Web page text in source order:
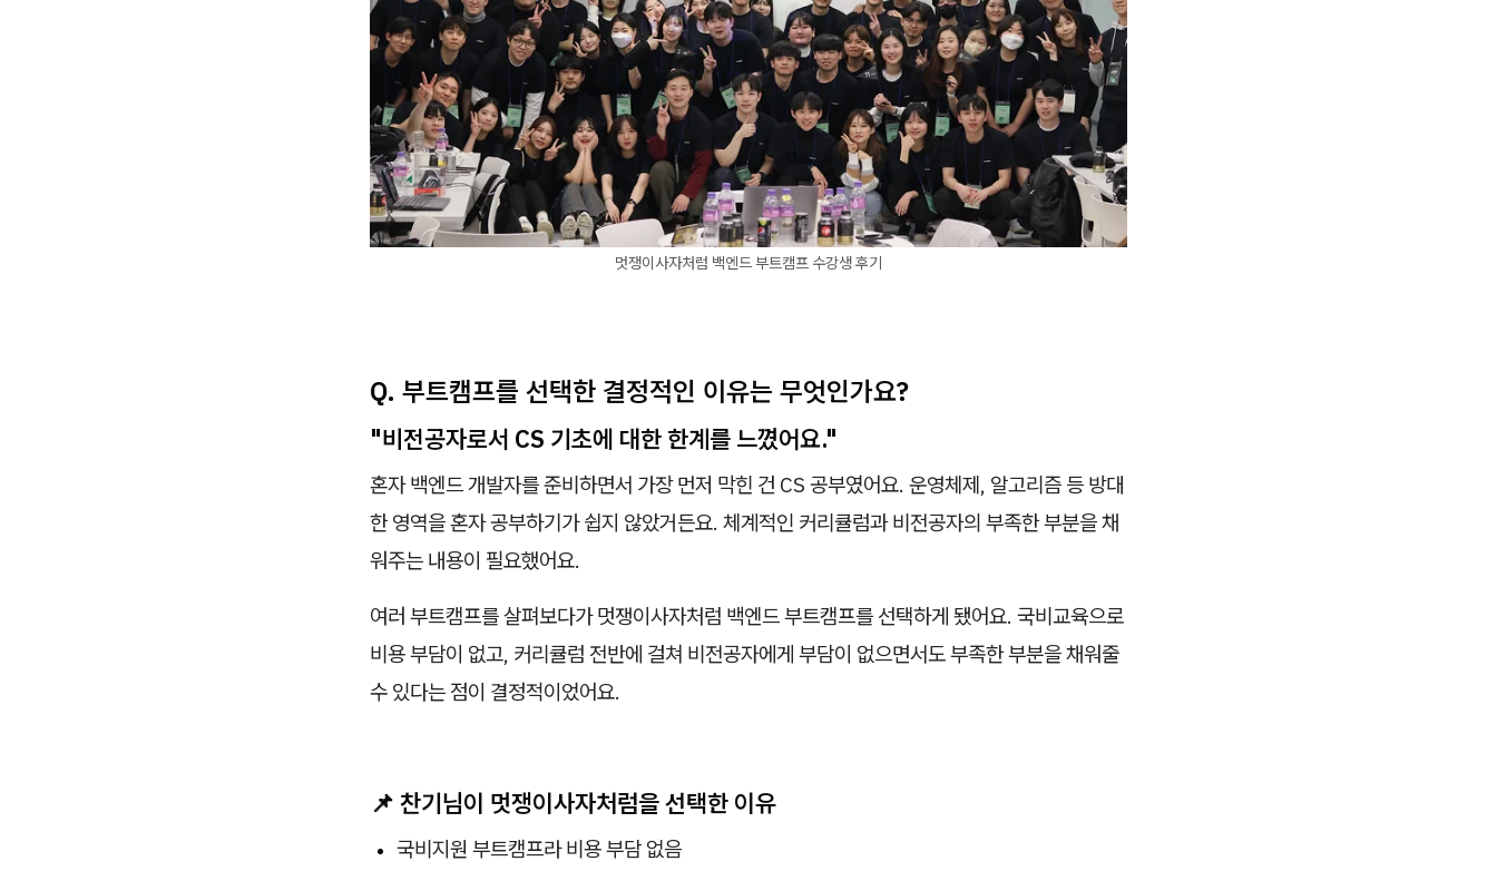
멋쟁이사자처럼 백엔드 부트캠프 수강생 후기
Q. 부트캠프를 선택한 결정적인 이유는 무엇인가요?
"비전공자로서 CS 기초에 대한 한계를 느꼈어요."
혼자 백엔드 개발자를 준비하면서 가장 먼저 막힌 건 CS 공부였어요. 운영체제, 알고리즘 등 방대
한 영역을 혼자 공부하기가 쉽지 않았거든요. 체계적인 커리큘럼과 비전공자의 부족한 부분을 채
워주는 내용이 필요했어요.
여러 부트캠프를 살펴보다가 멋쟁이사자처럼 백엔드 부트캠프를 선택하게 됐어요. 국비교육으로
비용 부담이 없고, 커리큘럼 전반에 걸쳐 비전공자에게 부담이 없으면서도 부족한 부분을 채워줄
수 있다는 점이 결정적이었어요.
📌 찬기님이 멋쟁이사자처럼을 선택한 이유
국비지원 부트캠프라 비용 부담 없음